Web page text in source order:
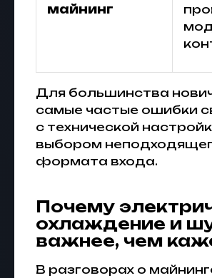
майнинг
Для большинства
самые частые ошибки
с технической
выбором
формата входа.
Почему
охлаждение и
важнее, чем
В разговорах о